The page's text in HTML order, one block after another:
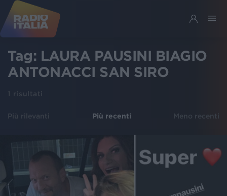
Tag: LAURA PAUSINI BIAGIO
ANTONACCI SAN SIRO
1 risultati
Più rilevanti Più recenti Meno recenti